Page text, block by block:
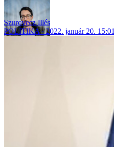
Szurovecz Illés
POLITIKA
2022. január 20. 15:01